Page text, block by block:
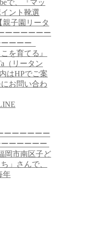
岡市南区子ど
」さんで、
年